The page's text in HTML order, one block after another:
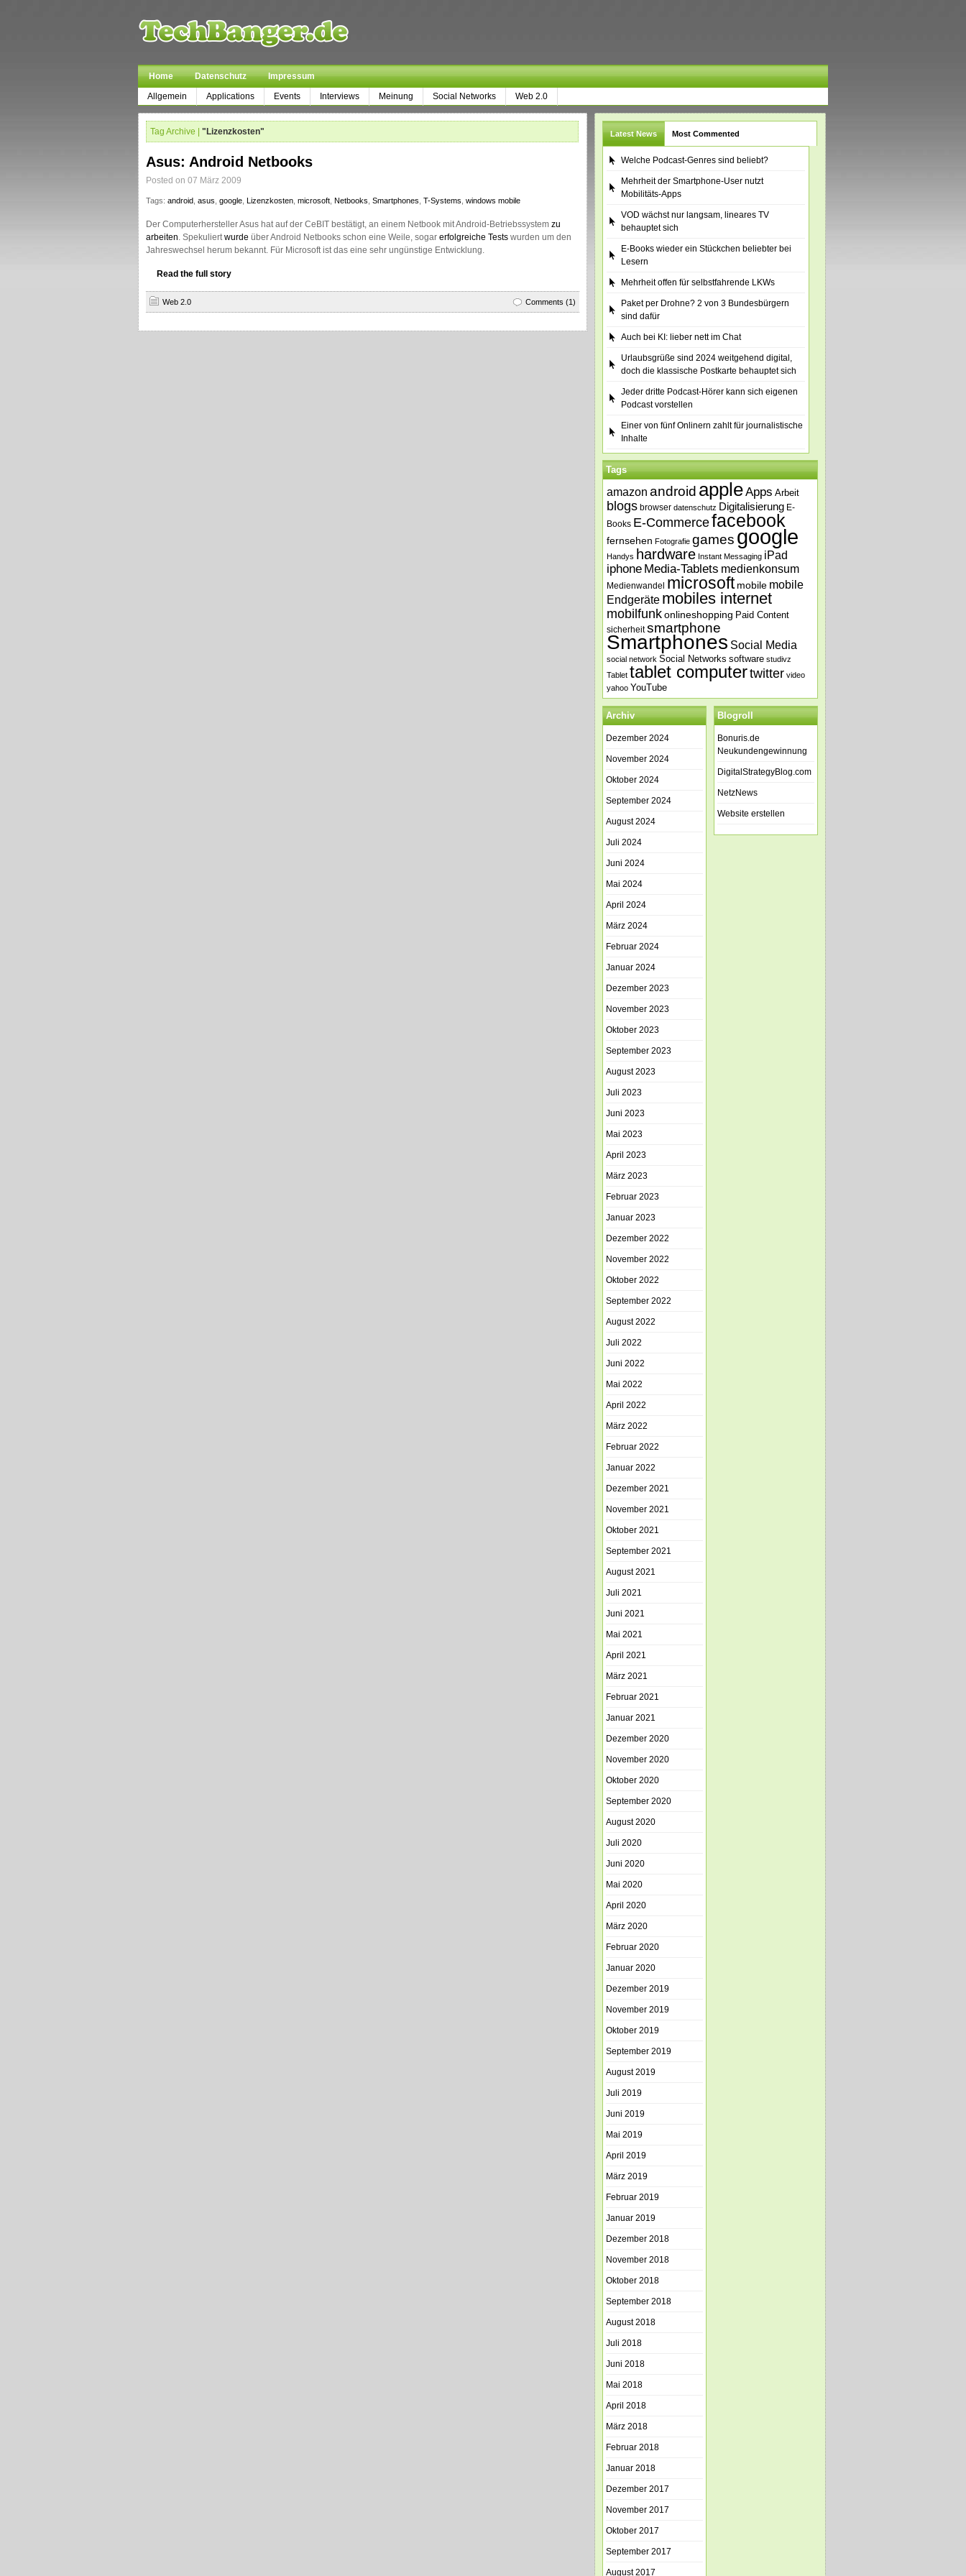
Home Datenschutz
Impressum
Allgemein
Applications Events Interviews Meinung Social Networks Web 2.0
Tag Archive | "Lizenzkosten"
Asus: Android Netbooks
Posted on 07 März 2009
Tags: android asus google Lizenzkosten microsoft Netbooks Smartphones T-Systems windows mobile
Der Computerhersteller Asus hat auf der CeBIT bestätigt, an einem Netbook mit Android-Betriebssystem zu
arbeiten. Spekuliertwurde über Android Netbooks schon eine Weile, sogar erfolgreiche Tests wurden um den
Jahreswechsel herum bekannt. Für Microsoft ist das eine sehr ungünstige Entwicklung.
Read the full story
Web 2.0 Comments (1)
Latest News Most Commented
Welche Podcast-Genres sind beliebt?
Mehrheit der Smartphone-User nutzt
Mobilitäts-Apps
VOD wächst nur langsam, lineares TV
behauptet sich
E-Books wieder ein Stückchen beliebter bei
Lesern
Mehrheit offen für selbstfahrende LKWs
Paket per Drohne? 2 von 3 Bundesbürgern
sind dafür
Auch bei KI: lieber nett im Chat
Urlaubsgrüße sind 2024 weitgehend digital,
doch die klassische Postkarte behauptet sich
Jeder dritte Podcast-Hörer kann sich eigenen
Podcast vorstellen
Einer von fünf Onlinern zahlt für journalistische
Inhalte
Tags
amazon android appleApps Arbeit
blogs browser datenschutz Digitalisierung E-
Books E-Commercefacebook
fernsehen Fotografie games google
Handys hardware Instant Messaging iPad
iphone Media-Tablets medienkonsum
Medienwandel microsoft mobile mobile
Endgeräte mobiles internet
mobilfunkonlineshopping Paid Content
sicherheit smartphone
Smartphones Social Media
social network Social Networks software studivz
Tablet tablet computertwitter video
yahoo YouTube
Archiv
Dezember 2024
November 2024
Oktober 2024
September 2024
August 2024
Juli 2024
Juni 2024
Mai 2024
April 2024
März 2024
Februar 2024
Januar 2024
Dezember 2023
November 2023
Oktober 2023
September 2023
August 2023
Juli 2023
Juni 2023
Mai 2023
April 2023
März 2023
Februar 2023
Januar 2023
Dezember 2022
November 2022
Oktober 2022
September 2022
August 2022
Juli 2022
Juni 2022
Mai 2022
April 2022
März 2022
Februar 2022
Januar 2022
Dezember 2021
November 2021
Oktober 2021
September 2021
August 2021
Juli 2021
Juni 2021
Mai 2021
April 2021
März 2021
Februar 2021
Januar 2021
Dezember 2020
November 2020
Oktober 2020
September 2020
August 2020
Juli 2020
Juni 2020
Mai 2020
April 2020
März 2020
Februar 2020
Januar 2020
Dezember 2019
November 2019
Oktober 2019
September 2019
August 2019
Juli 2019
Juni 2019
Mai 2019
April 2019
März 2019
Februar 2019
Januar 2019
Dezember 2018
November 2018
Oktober 2018
September 2018
August 2018
Juli 2018
Juni 2018
Mai 2018
April 2018
März 2018
Februar 2018
Januar 2018
Dezember 2017
November 2017
Oktober 2017
September 2017
August 2017
Blogroll
Bonuris.de
Neukundengewinnung
DigitalStrategyBlog.com
NetzNews
Website erstellen